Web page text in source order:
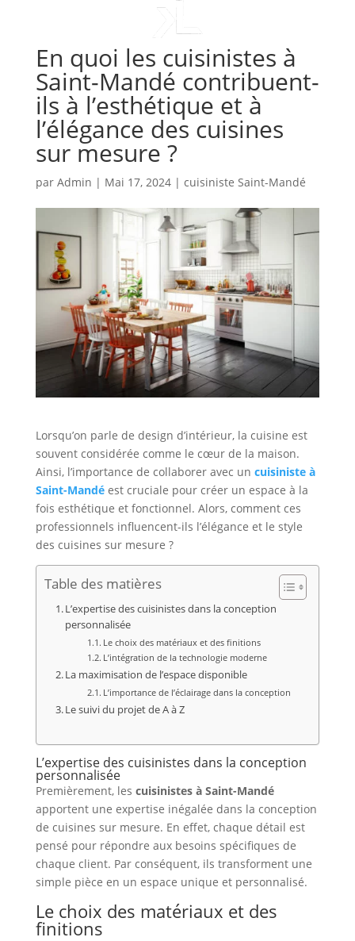
En quoi les cuisinistes à
Saint-Mandé contribuent-
ils à l’esthétique et à
l’élégance des cuisines
sur mesure ?
par Admin | Mai 17, 2024| cuisiniste Saint-Mandé
Lorsqu’on parle de design d’intérieur, la cuisine est
souvent considérée comme le cœur de la maison.
Ainsi, l’importance de collaborer avec un cuisiniste à
Saint-Mandéest cruciale pour créer un espace à la
fois esthétique et fonctionnel. Alors, comment ces
professionnels influencent-ils l’élégance et le style
des cuisines sur mesure ?
Table des matières
L’expertise des cuisinistes dans la conception
personnalisée
Le choix des matériaux et des finitions
L’intégration de la technologie moderne
La maximisation de l’espace disponible
L’importance de l’éclairage dans la conception
Le suivi du projet de A à Z
L’expertise des cuisinistes dans la conception
personnalisée
Premièrement, les cuisinistes à Saint-Mandé
apportent une expertise inégalée dans la conception
de cuisines sur mesure. En effet, chaque détail est
pensé pour répondre aux besoins spécifiques de
chaque client. Par conséquent, ils transforment une
simple pièce en un espace unique et personnalisé.
Le choix des matériaux et des
finitions